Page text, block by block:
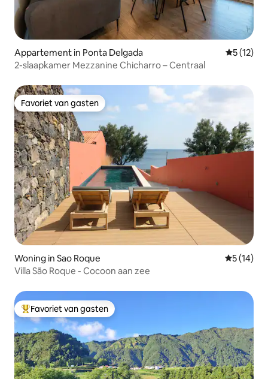
Appartement in Ponta Delgada
5 (12)
2-slaapkamer Mezzanine Chicharro – Centraal
Favoriet van gasten
Favoriet van gasten
Woning in Sao Roque
5 (14)
Villa São Roque - Cocoon aan zee
Topfavoriet van gasten
Favoriet van gasten